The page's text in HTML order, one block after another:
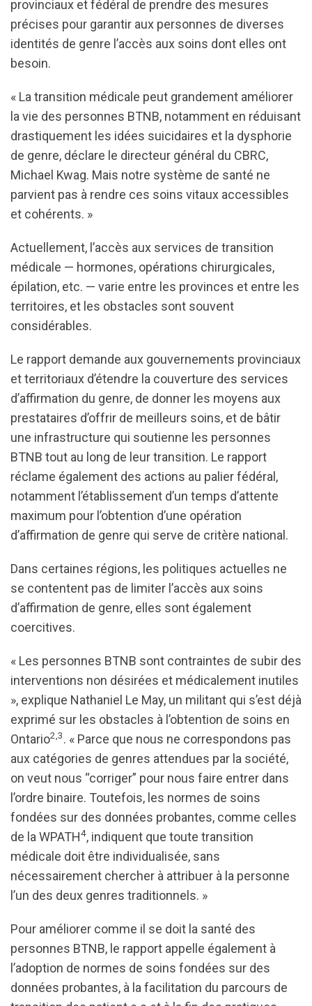
provinciaux et fédéral de prendre des mesures
précises pour garantir aux personnes de diverses
identités de genre l’accès aux soins dont elles ont
besoin.
« La transition médicale peut grandement améliorer
la vie des personnes BTNB, notamment en réduisant
drastiquement les idées suicidaires et la dysphorie
de genre, déclare le directeur général du CBRC,
Michael Kwag. Mais notre système de santé ne
parvient pas à rendre ces soins vitaux accessibles
et cohérents. »
Actuellement, l’accès aux services de transition
médicale — hormones, opérations chirurgicales,
épilation, etc. — varie entre les provinces et entre les
territoires, et les obstacles sont souvent
considérables.
Le rapport demande aux gouvernements provinciaux
et territoriaux d’étendre la couverture des services
d’affirmation du genre, de donner les moyens aux
prestataires d’offrir de meilleurs soins, et de bâtir
une infrastructure qui soutienne les personnes
BTNB tout au long de leur transition. Le rapport
réclame également des actions au palier fédéral,
notamment l’établissement d’un temps d’attente
maximum pour l’obtention d’une opération
d’affirmation de genre qui serve de critère national.
Dans certaines régions, les politiques actuelles ne
se contentent pas de limiter l’accès aux soins
d’affirmation de genre, elles sont également
coercitives.
« Les personnes BTNB sont contraintes de subir des
interventions non désirées et médicalement inutiles
», explique Nathaniel Le May, un militant qui s’est déjà
exprimé sur les obstacles à l’obtention de soins en
Ontario2,3. « Parce que nous ne correspondons pas
aux catégories de genres attendues par la société,
on veut nous “corriger” pour nous faire entrer dans
l’ordre binaire. Toutefois, les normes de soins
fondées sur des données probantes, comme celles
de la WPATH4, indiquent que toute transition
médicale doit être individualisée, sans
nécessairement chercher à attribuer à la personne
l’un des deux genres traditionnels. »
Pour améliorer comme il se doit la santé des
personnes BTNB, le rapport appelle également à
l’adoption de normes de soins fondées sur des
données probantes, à la facilitation du parcours de